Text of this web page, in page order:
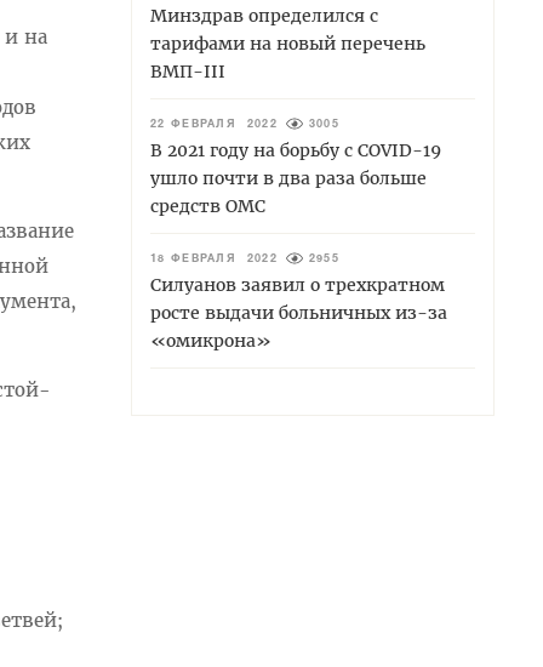
и на
Минздрав определился с
тарифами на новый перечень
ВМП-III
22 ФЕВРАЛЯ 2022 3005
В 2021 году на борьбу с COVID-19
ушло почти в два раза больше
средств ОМС
18 ФЕВРАЛЯ 2022 2955
Силуанов заявил о трехкратном
росте выдачи больничных из-за
«омикрона»